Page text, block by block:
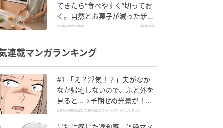
てきたら“食べやすく”切ってお
く。自然とお菓子が減った新習
慣
beauty news tokyo 2026.8.6
連載マンガランキング
#1 「え？浮気！？」夫がなか
なか帰宅しないので、ふと外を
見ると…→予期せぬ光景が！｜
旦那の不倫が発覚して頭に来た
旦那の不倫が発覚して頭に来たのでメチャクチャにしてやった